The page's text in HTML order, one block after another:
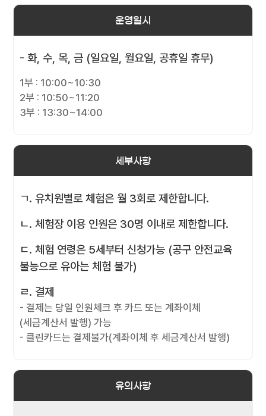
운영일시
- 화, 수, 목, 금 (일요일, 월요일, 공휴일 휴무)
1부 : 10:00~10:30
2부 : 10:50~11:20
3부 : 13:30~14:00
세부사항
ㄱ. 유치원별로 체험은 월 3회로 제한합니다.
ㄴ. 체험장 이용 인원은 30명 이내로 제한합니다.
ㄷ. 체험 연령은 5세부터 신청가능 (공구 안전교육
불능으로 유아는 체험 불가)
ㄹ. 결제
- 결제는 당일 인원체크 후 카드 또는 계좌이체
(세금계산서 발행) 가능
- 클린카드는 결제불가(계좌이체 후 세금계산서 발행)
유의사항